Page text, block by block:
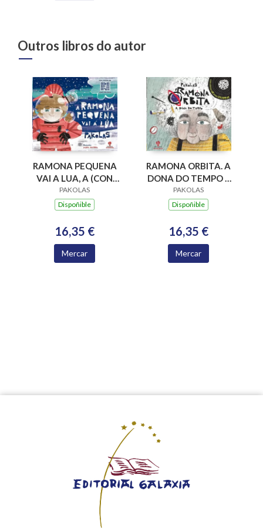
Outros libros do autor
RAMONA PEQUENA
VAI A LUA, A (CON
CODIGO QR)
PAKOLAS
Dispoñible
16,35 €
Mercar
RAMONA ORBITA. A
DONA DO TEMPO +
QR
PAKOLAS
Dispoñible
16,35 €
Mercar